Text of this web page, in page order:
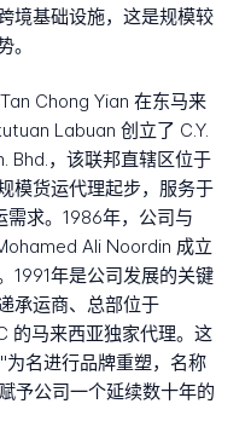
境基础设施，这是规模较
Chong Yian 在东马来
Labuan 创立了 C.Y.
Bhd.，该联邦直辖区位于
模货运代理起步，服务于
求。1986年，公司与
Ali Noordin 成立
1991年是公司发展的关键
承运商、总部位于
的马来西亚独家代理。这
名进行品牌重塑，名称
予公司一个延续数十年的